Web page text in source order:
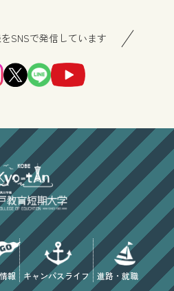
SNSで発信しています
報 キャンパスライフ 進路・就職